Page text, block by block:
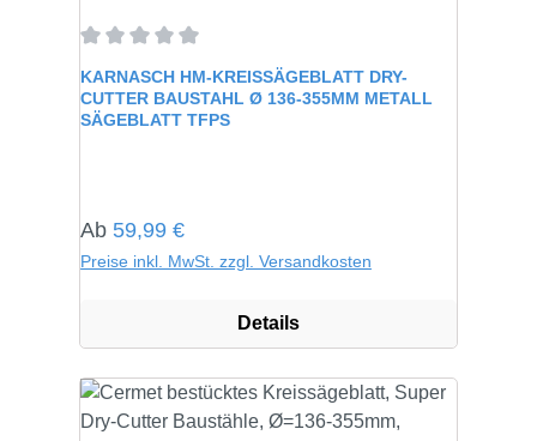
Durchschnittliche Bewertung von 0 von 5 Sternen
KARNASCH HM-KREISSÄGEBLATT DRY-
CUTTER BAUSTAHL Ø 136-355MM METALL
SÄGEBLATT TFPS
Regulärer Preis:
Ab 59,99 €
Preise inkl. MwSt. zzgl. Versandkosten
Details